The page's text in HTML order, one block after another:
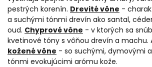
pestrých korenín. Drevité vône -
a suchými tónmi drevín ako santal,
oud. Chyprové vône - v ktorých sa
kvetinové tóny s vôňou drevín a machu.
kožené vône - so suchými, dymovými
tónmi evokujúcimi arómu kože.